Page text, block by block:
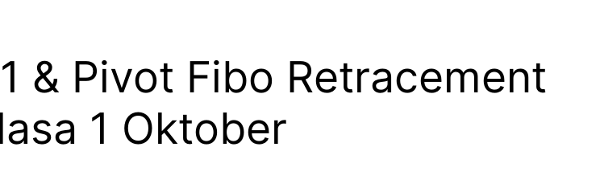
& Pivot Fibo Retracement
1 Oktober